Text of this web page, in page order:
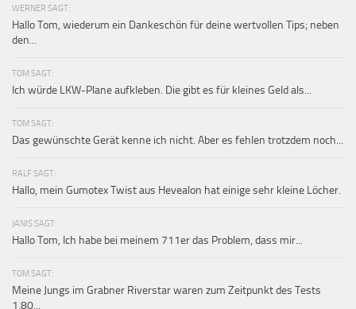
WERNER SAGT:
Hallo Tom, wiederum ein Dankeschön für deine wertvollen Tips; neben
den...
TOM SAGT:
Ich würde LKW-Plane aufkleben. Die gibt es für kleines Geld als...
TOM SAGT:
Das gewünschte Gerät kenne ich nicht. Aber es fehlen trotzdem noch...
RALF SAGT:
Hallo, mein Gumotex Twist aus Hevealon hat einige sehr kleine Löcher.
JANIS SAGT:
Hallo Tom, Ich habe bei meinem 711er das Problem, dass mir...
TOM SAGT:
Meine Jungs im Grabner Riverstar waren zum Zeitpunkt des Tests
1,80...